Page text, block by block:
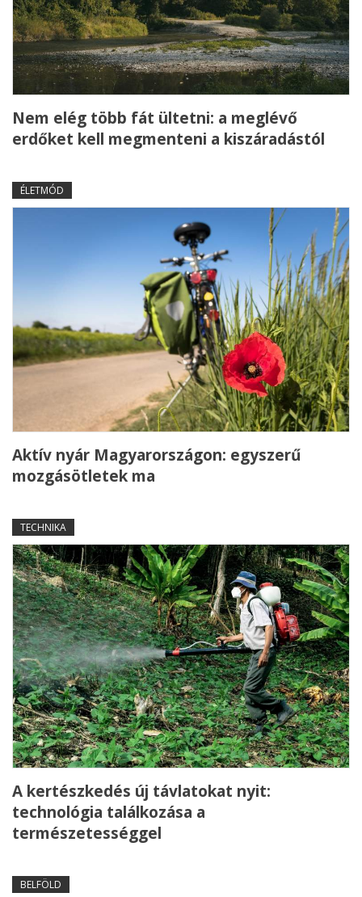
Nem elég több fát ültetni: a meglévő
erdőket kell megmenteni a kiszáradástól
ÉLETMÓD
Aktív nyár Magyarországon: egyszerű
mozgásötletek ma
TECHNIKA
A kertészkedés új távlatokat nyit:
technológia találkozása a
természetességgel
BELFÖLD